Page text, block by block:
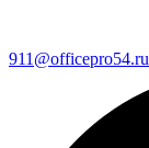
911@officepro54.ru